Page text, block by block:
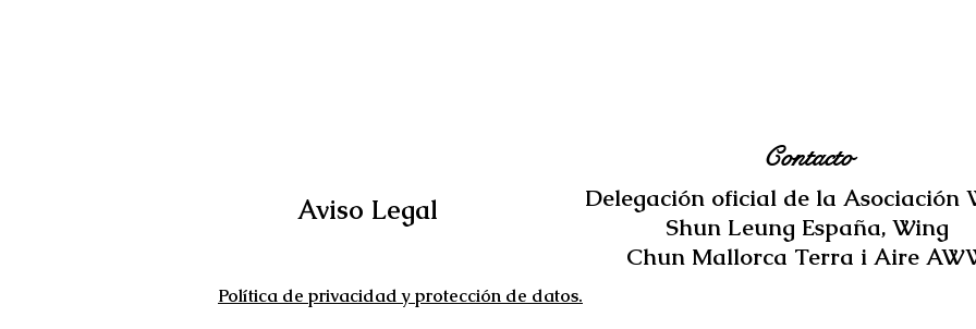
Contacto
Aviso Legal
Delegación oficial de la Asociación
Shun Leung España, Wing
Chun Mallorca Terra i Aire
Política de privacidad y protección de datos.